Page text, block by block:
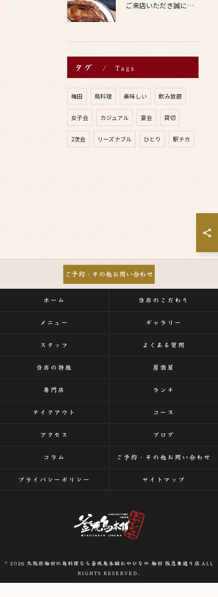
ご来店いただき誠にありがとうございます。
タグ Tags
梅田 鳥料理 美味しい 飲み放題
女子会 カジュアル 宴会 貸切
2次会 リーズナブル ひとり 駅チカ
ご予約・その他お問い合わせ
ホーム 当店のこだわり
メニュー ギャラリー
スタッフ よくある質問
当店の特徴 居酒屋
専門店 ランチ
テイクアウト コース
アクセス ブログ
コラム ご予約・その他お問い合わせ
プライバシーポリシー サイトマップ
© 2026 大阪府梅田の鳥料理なら釜焼鳥本舗おやひなや 梅田 阪急東通り店 ALL
RIGHTS RESERVED.